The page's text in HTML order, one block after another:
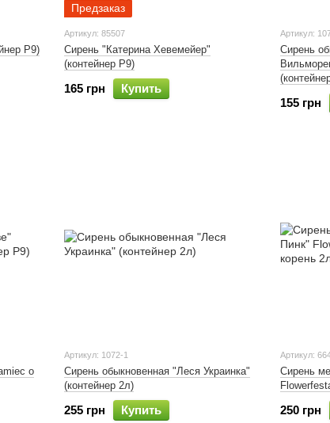
Р9)
Предзаказ
Артикул: 85507
Сирень "Катерина Хевемейер"
(контейнер Р9)
165 грн Купить
Артикул:
Сирень
155 грн
o
Артикул: 1072-1
Сирень обыкновенная "Леся Украинка"
(контейнер 2л)
255 грн Купить
Артикул:
Сирень
250 грн